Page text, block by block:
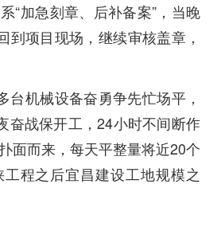
“加急刻章、后补备案”，当晚
到项目现场，继续审核盖章，
台机械设备奋勇争先忙场平，
奋战保开工，24小时不间断作
面而来，每天平整量将近20个
程之后宜昌建设工地规模之